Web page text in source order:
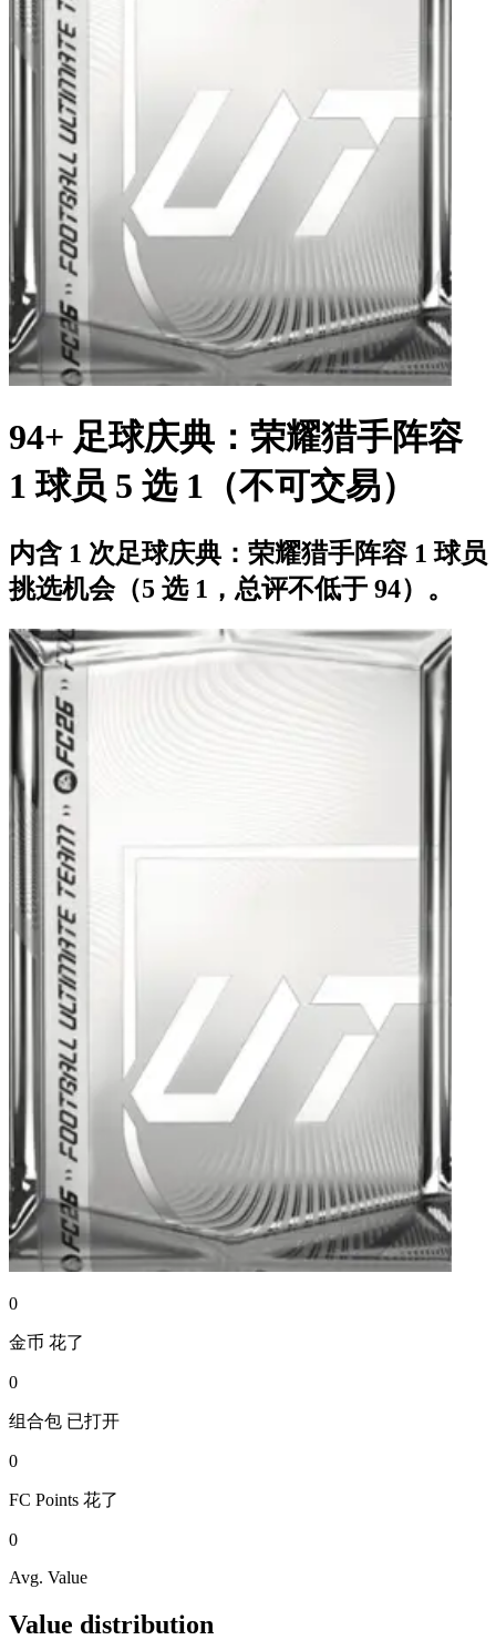
94+ 足球庆典：荣耀猎手阵容
1 球员 5 选 1（不可交易）
内含 1 次足球庆典：荣耀猎手阵容 1 球员
挑选机会（5 选 1，总评不低于 94）。
0
金币 花了
0
组合包 已打开
0
FC Points 花了
0
Avg. Value
Value distribution